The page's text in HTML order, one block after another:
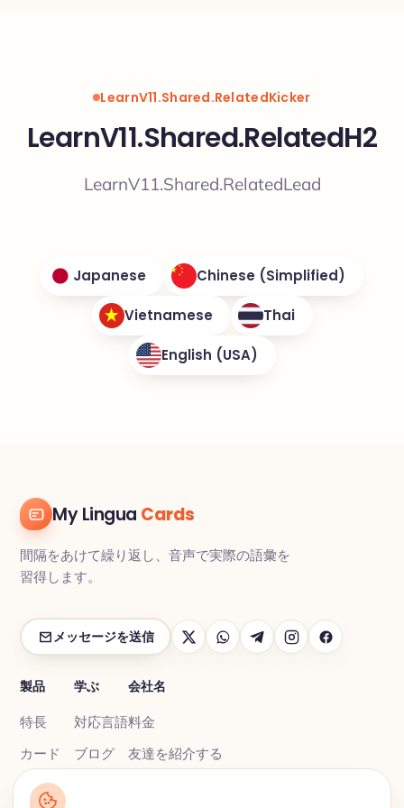
LearnV11.Shared.RelatedKicker
LearnV11.Shared.RelatedH2
LearnV11.Shared.RelatedLead
Japanese Chinese (Simplified)
Vietnamese Thai
English (USA)
My Lingua Cards
間隔をあけて繰り返し、音声で実際の語彙を
習得します。
メッセージを送信
製品
特長
カード
練習する
学ぶ
対応言語
ブログ
会社名
料金
友達を紹介する